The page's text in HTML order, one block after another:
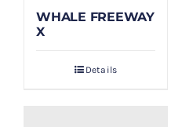
WHALE FREEWAY
X
Details